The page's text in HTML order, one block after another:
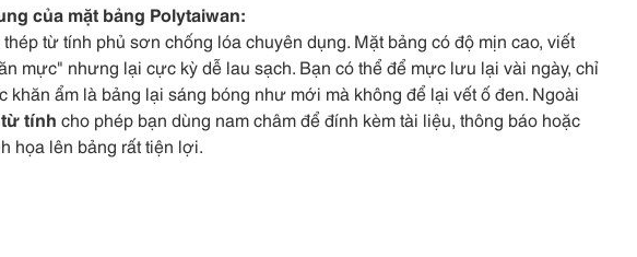
của mặt bảng Polytaiwan:
từ tính phủ sơn chống lóa chuyên dụng. Mặt bảng có độ mịn cao, viết
mực" nhưng lại cực kỳ dễ lau sạch. Bạn có thể để mực lưu lại vài ngày, chỉ
khăn ẩm là bảng lại sáng bóng như mới mà không để lại vết ố đen. Ngoài
từ tính cho phép bạn dùng nam châm để đính kèm tài liệu, thông báo hoặc
họa lên bảng rất tiện lợi.